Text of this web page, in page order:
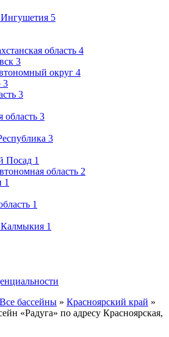
5
область 4
3
округ 4
3
3
область 3
3
Посад 1
область 2
1
1
Калмыкия 1
Все бассейны » Красноярский край »
«Радуга» по адресу Красноярская,